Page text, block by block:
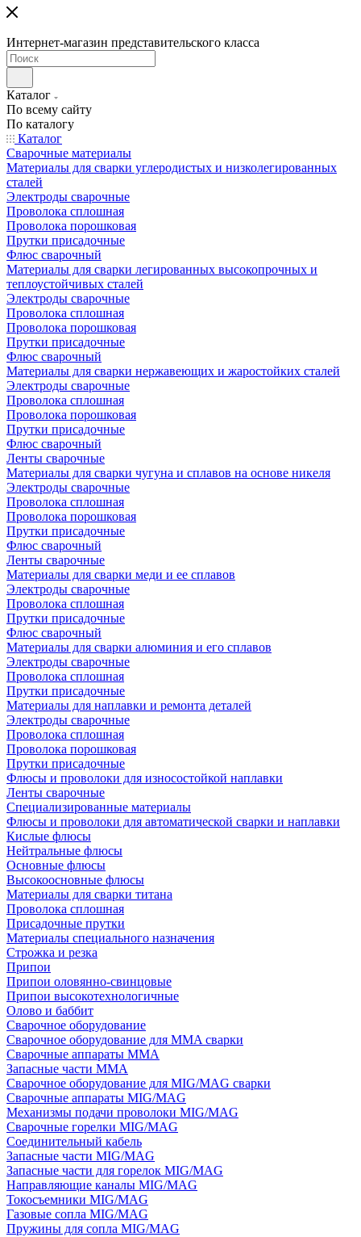
Интернет-магазин представительского класса
Каталог
По всему сайту
По каталогу
Каталог
Сварочные материалы
Материалы для сварки углеродистых и низколегированных
сталей
Электроды сварочные
Проволока сплошная
Проволока порошковая
Прутки присадочные
Флюс сварочный
Материалы для сварки легированных высокопрочных и
теплоустойчивых сталей
Электроды сварочные
Проволока сплошная
Проволока порошковая
Прутки присадочные
Флюс сварочный
Материалы для сварки нержавеющих и жаростойких сталей
Электроды сварочные
Проволока сплошная
Проволока порошковая
Прутки присадочные
Флюс сварочный
Ленты сварочные
Материалы для сварки чугуна и сплавов на основе никеля
Электроды сварочные
Проволока сплошная
Проволока порошковая
Прутки присадочные
Флюс сварочный
Ленты сварочные
Материалы для сварки меди и ее сплавов
Электроды сварочные
Проволока сплошная
Прутки присадочные
Флюс сварочный
Материалы для сварки алюминия и его сплавов
Электроды сварочные
Проволока сплошная
Прутки присадочные
Материалы для наплавки и ремонта деталей
Электроды сварочные
Проволока сплошная
Проволока порошковая
Прутки присадочные
Флюсы и проволоки для износостойкой наплавки
Ленты сварочные
Специализированные материалы
Флюсы и проволоки для автоматической сварки и наплавки
Кислые флюсы
Нейтральные флюсы
Основные флюсы
Высокоосновные флюсы
Материалы для сварки титана
Проволока сплошная
Присадочные прутки
Материалы специального назначения
Строжка и резка
Припои
Припои оловянно-свинцовые
Припои высокотехнологичные
Олово и баббит
Сварочное оборудование
Сварочное оборудование для MMA сварки
Сварочные аппараты MMA
Запасные части MMA
Сварочное оборудование для MIG/MAG сварки
Сварочные аппараты MIG/MAG
Механизмы подачи проволоки MIG/MAG
Сварочные горелки MIG/MAG
Соединительный кабель
Запасные части MIG/MAG
Запасные части для горелок MIG/MAG
Направляющие каналы MIG/MAG
Токосъемники MIG/MAG
Газовые сопла MIG/MAG
Пружины для сопла MIG/MAG